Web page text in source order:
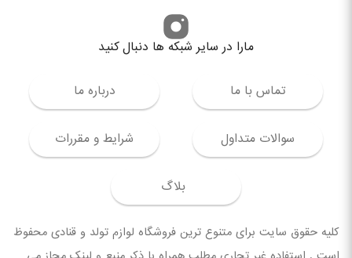
تماس با ما درباره ما
سوالات متداول شرایط و مقررات
بلاگ
مارا در سایر شبکه ها دنبال کنید
کلیه حقوق سایت برای متنوع ترین فروشگاه لوازم تولد و قنادی محفوظ